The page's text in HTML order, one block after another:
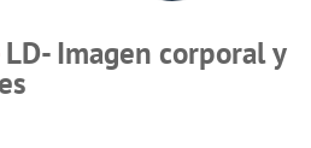
LD- Imagen corporal y